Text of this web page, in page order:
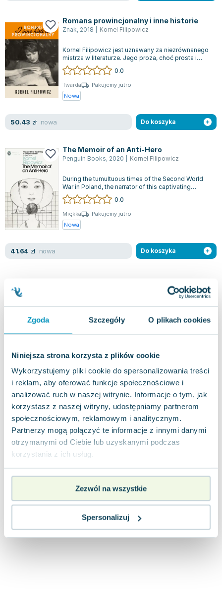
Zgoda Szczegóły O plikach cookies
Niniejsza strona korzysta z plików cookie
Wykorzystujemy pliki cookie do spersonalizowania treści
i reklam, aby oferować funkcje społecznościowe i
analizować ruch w naszej witrynie. Informacje o tym, jak
korzystasz z naszej witryny, udostępniamy partnerom
społecznościowym, reklamowym i analitycznym.
Partnerzy mogą połączyć te informacje z innymi danymi
otrzymanymi od Ciebie lub uzyskanymi podczas
korzystania z ich usług.
Zezwól na wszystkie
Spersonalizuj
Jan Sztaudynger
Aleksander Puszkin
Oscar Wilde
Małgorzata Ohme
Maddie Ziegler
Leszek Czarnecki
Joanna Racewicz
Janina Zającówna
Anna Prus (oprac.)
Nela Mała Reporterka
Agnieszka Maciąg
Barbara Wrzesińska
Terry Pratchett
Virginia Woolf
Lorraine Warren
Lucinda Riley
Romans prowincjonalny i inne historie
Znak, 2018 Kornel Filipowicz
Kornel Filipowicz jest uznawany za niezrównanego
mistrza w literaturze. Jego proza, choć prosta i
zwięzła, pełna jest empatii wobe...
0.0
Twarda
Pakujemy jutro
Nowa
50.43 zł nowa Do koszyka
The Memoir of an Anti-Hero
Penguin Books, 2020 Kornel Filipowicz
During the tumultuous times of the Second World
War in Poland, the narrator of this captivating
narrative is not seeking heroism;...
0.0
Miękka
Pakujemy jutro
Nowa
41.64 zł nowa Do koszyka